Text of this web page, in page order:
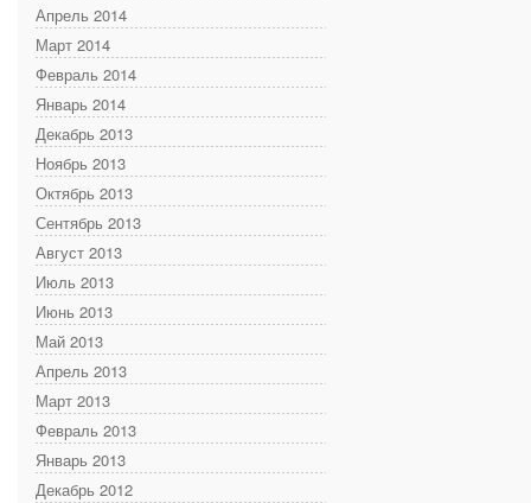
Апрель 2014
Март 2014
Февраль 2014
Январь 2014
Декабрь 2013
Ноябрь 2013
Октябрь 2013
Сентябрь 2013
Август 2013
Июль 2013
Июнь 2013
Май 2013
Апрель 2013
Март 2013
Февраль 2013
Январь 2013
Декабрь 2012